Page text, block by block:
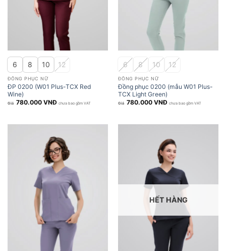
6 8 10 12
ĐỒNG PHỤC NỮ
ĐP 0200 (W01 Plus-TCX Red
Wine)
780.000VNĐ chưa bao gồm VAT
6 8 10 12
ĐỒNG PHỤC NỮ
Đồng phục 0200 (mẫu W01 Plus-
TCX Light Green)
780.000VNĐ chưa bao gồm VAT
HẾT HÀNG